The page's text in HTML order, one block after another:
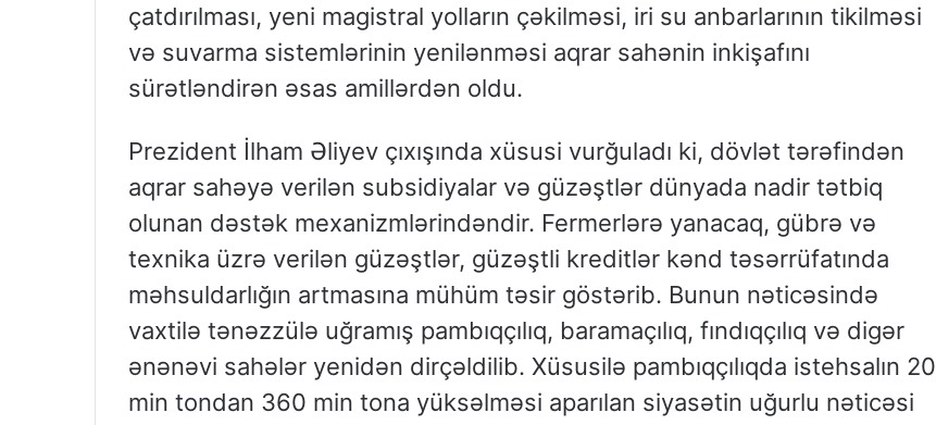
çatdırılması, yeni magistral yolların çəkilməsi, iri su anbarlarının tikilməsi
və suvarma sistemlərinin yenilənməsi aqrar sahənin inkişafını
sürətləndirən əsas amillərdən oldu.
Prezident İlham Əliyev çıxışında xüsusi vurğuladı ki, dövlət tərəfindən
aqrar sahəyə verilən subsidiyalar və güzəştlər dünyada nadir tətbiq
olunan dəstək mexanizmlərindəndir. Fermerlərə yanacaq, gübrə və
texnika üzrə verilən güzəştlər, güzəştli kreditlər kənd təsərrüfatında
məhsuldarlığın artmasına mühüm təsir göstərib. Bunun nəticəsində
vaxtilə tənəzzülə uğramış pambıqçılıq, baramaçılıq, fındıqçılıq və digər
ənənəvi sahələr yenidən dirçəldilib. Xüsusilə pambıqçılıqda istehsalın 20
min tondan 360 min tona yüksəlməsi aparılan siyasətin uğurlu nəticəsi